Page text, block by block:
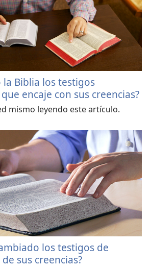
la Biblia los testigos
encaje con sus creencias?
mismo leyendo este artículo.
los testigos de
sus creencias?